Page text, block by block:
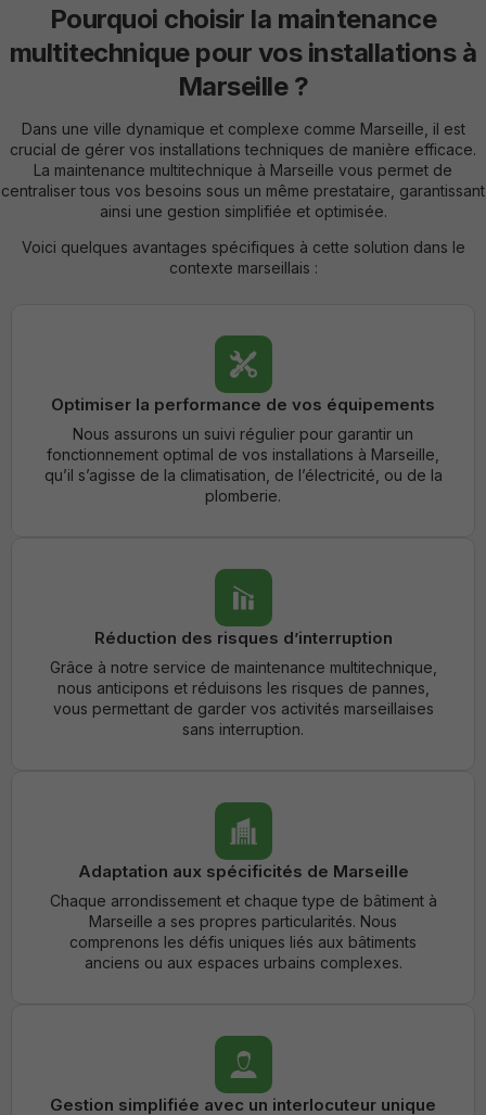
Pourquoi choisir la maintenance
multitechnique pour vos installations à
Marseille ?
Dans une ville dynamique et complexe comme Marseille, il est
crucial de gérer vos installations techniques de manière efficace.
La maintenance multitechnique à Marseille vous permet de
centraliser tous vos besoins sous un même prestataire, garantissant
ainsi une gestion simplifiée et optimisée.
Voici quelques avantages spécifiques à cette solution dans le
contexte marseillais :
Optimiser la performance de vos équipements
Nous assurons un suivi régulier pour garantir un
fonctionnement optimal de vos installations à Marseille,
qu’il s’agisse de la climatisation, de l’électricité, ou de la
plomberie.
Réduction des risques d’interruption
Grâce à notre service de maintenance multitechnique,
nous anticipons et réduisons les risques de pannes,
vous permettant de garder vos activités marseillaises
sans interruption.
Adaptation aux spécificités de Marseille
Chaque arrondissement et chaque type de bâtiment à
Marseille a ses propres particularités. Nous
comprenons les défis uniques liés aux bâtiments
anciens ou aux espaces urbains complexes.
Gestion simplifiée avec un interlocuteur unique